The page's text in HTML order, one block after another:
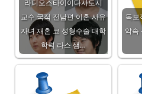
라디오스타이이다사토시
교수 국적 전남편 이혼 사유
자녀 재혼 코 성형수술 대학
학력 라스 샘…
독보
약속